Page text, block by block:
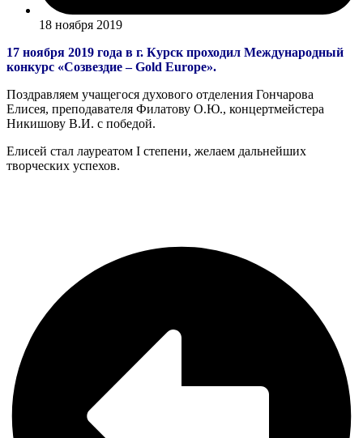
18 ноября 2019
17 ноября 2019 года в г. Курск проходил Международный
конкурс «Созвездие – Gold Europe».
Поздравляем учащегося духового отделения Гончарова
Елисея, преподавателя Филатову О.Ю., концертмейстера
Никишову В.И. с победой.
Елисей стал лауреатом I степени, желаем дальнейших
творческих успехов.